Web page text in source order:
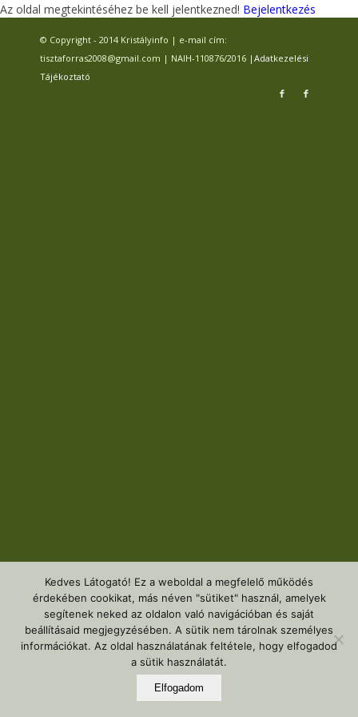
Az oldal megtekintéséhez be kell jelentkezned! Bejelentkezés
© Copyright - 2014 Kristályinfo | e-mail cím:
tisztaforras2008@gmail.com | NAIH-110876/2016 | Adatkezelési
Tájékoztató
Kedves Látogató! Ez a weboldal a megfelelő működés
érdekében cookikat, más néven "sütiket" használ, amelyek
segítenek neked az oldalon való navigációban és saját
beállításaid megjegyzésében. A sütik nem tárolnak személyes
információkat. Az oldal használatának feltétele, hogy elfogadod
a sütik használatát.
Elfogadom